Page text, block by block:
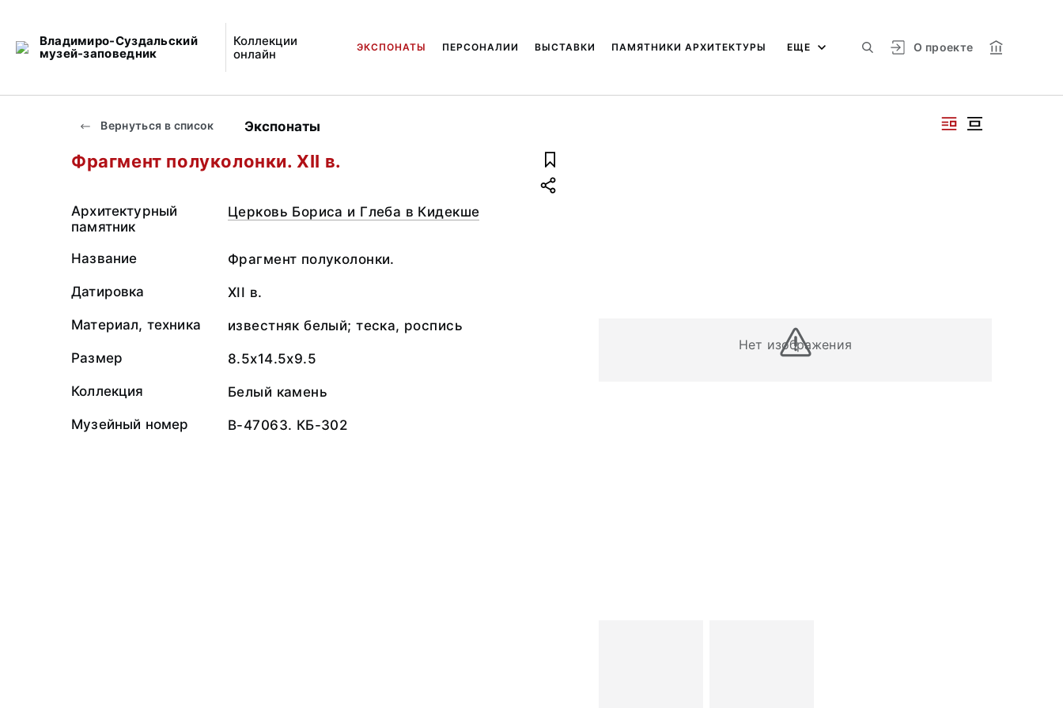
Владимиро-Суздальский
музей-заповедник
Коллекции
онлайн
О проекте
ЭКСПОНАТЫ ПЕРСОНАЛИИ ВЫСТАВКИ ПАМЯТНИКИ АРХИТЕКТУРЫ ЕЩЕ
Вернуться в список Экспонаты
Нет изображения
Фрагмент полуколонки. XII в.
Архитектурный
памятник
Церковь Бориса и Глеба в Кидекше
Название Фрагмент полуколонки.
Датировка XII в.
Материал, техника известняк белый; теска, роспись
Размер 8.5x14.5x9.5
Коллекция Белый камень
Музейный номер В-47063. КБ-302